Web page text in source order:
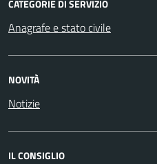
CATEGORIE DI SERVIZIO
Anagrafe e stato civile
NOVITÀ
Notizie
IL CONSIGLIO